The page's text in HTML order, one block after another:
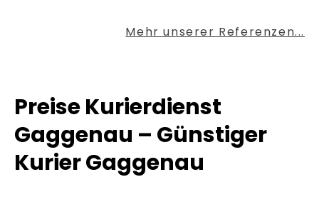
Mehr unserer Referenzen...
Preise Kurierdienst
Gaggenau – Günstiger
Kurier Gaggenau